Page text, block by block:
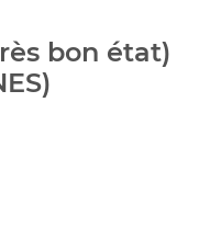
bon état)